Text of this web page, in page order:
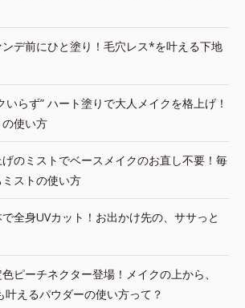
ンデ前にひと塗り！毛穴レス*を叶える下地
いらず” ハート塗りで大人メイクを格上げ！
使い方
げのミストでベースメイクのお直し不要！毎
ストの使い方
で全身UVカット！お出かけ先の、ササっと
ピーチネクター登場！メイクの上から、
叶えるパウダーの使い方って？